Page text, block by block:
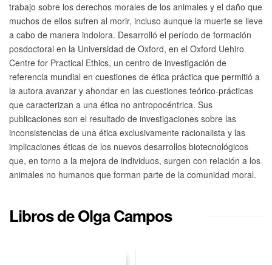
trabajo sobre los derechos morales de los animales y el daño que
muchos de ellos sufren al morir, incluso aunque la muerte se lleve
a cabo de manera indolora. Desarrolló el período de formación
posdoctoral en la Universidad de Oxford, en el Oxford Uehiro
Centre for Practical Ethics, un centro de investigación de
referencia mundial en cuestiones de ética práctica que permitió a
la autora avanzar y ahondar en las cuestiones teórico-prácticas
que caracterizan a una ética no antropocéntrica. Sus
publicaciones son el resultado de investigaciones sobre las
inconsistencias de una ética exclusivamente racionalista y las
implicaciones éticas de los nuevos desarrollos biotecnológicos
que, en torno a la mejora de individuos, surgen con relación a los
animales no humanos que forman parte de la comunidad moral.
Libros de Olga Campos